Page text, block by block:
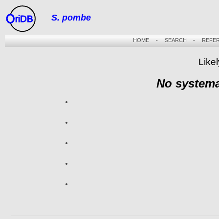
riDB S. pombe
HOME- SEARCH -
No